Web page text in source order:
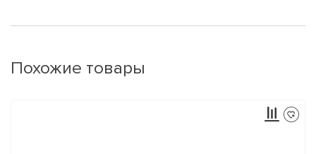
Похожие товары